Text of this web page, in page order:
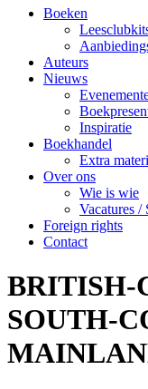
Boeken
Auteurs
Nieuws
Inspiratie
Boekhandel
Extra
Over ons
Wie is wie
Vacatures /
Foreign rights
Contact
BRITISH-
SOUTH-